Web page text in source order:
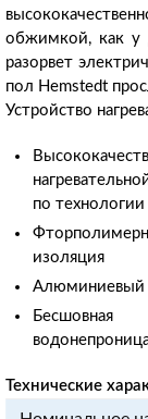
обжимкой, как у
разорвет
пол Hemstedt
Устройство
по
изоляция
Алюминиевый
Технические